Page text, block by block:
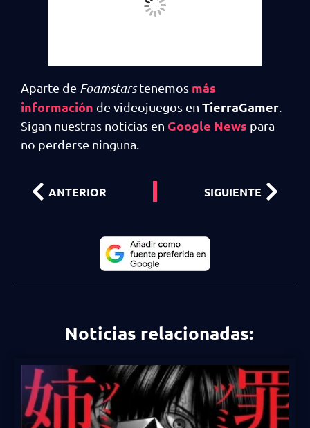
Aparte de Foamstarstenemos más
información de videojuegos en TierraGamer
Sigan nuestras noticias en Google News para
no perderse ninguna.
ANTERIOR SIGUIENTE
Noticias relacionadas: